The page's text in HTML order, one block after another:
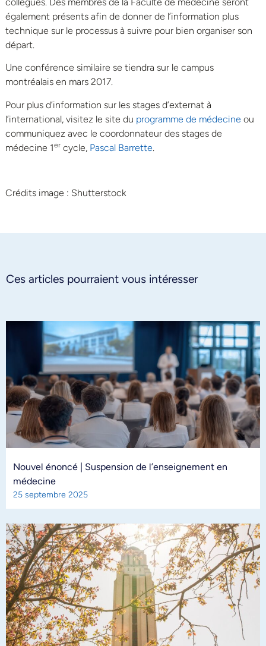
également présents afin de donner de l’information plus
technique sur le processus à suivre pour bien organiser son
départ.
Une conférence similaire se tiendra sur le campus
montréalais en mars 2017.
Pour plus d’information sur les stages d’externat à
l’international, visitez le site du programme de médecine ou
communiquez avec le coordonnateur des stages de
médecine 1er cycle, Pascal Barrette.
Crédits image : Shutterstock
Ces articles pourraient vous intéresser
Nouvel énoncé | Suspension de l’enseignement en
médecine
25 septembre 2025